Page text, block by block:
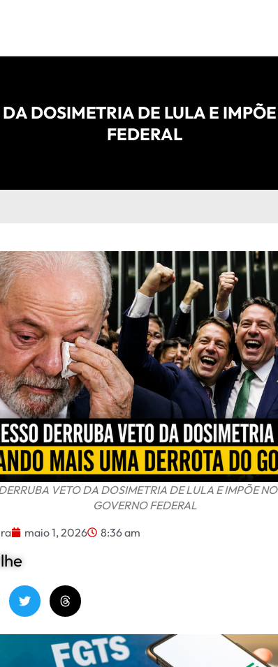
DOSIMETRIA DE LULA E
FEDERAL
VETO DA DOSIMETRIA DE LULA E IMPÕE
GOVERNO FEDERAL
maio 1, 2026 8:36 am